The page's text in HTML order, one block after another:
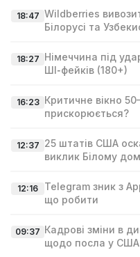
18:47 Wildberries
Білорусі та
18:27 Німеччина під
ШІ‑фейків (180+)
16:23 Критичне вікно
прискорюється?
12:37 25 штатів США
виклик Білому
12:16
Telegram зник з
що робити
09:37 Кадрові зміни в
щодо посла у США